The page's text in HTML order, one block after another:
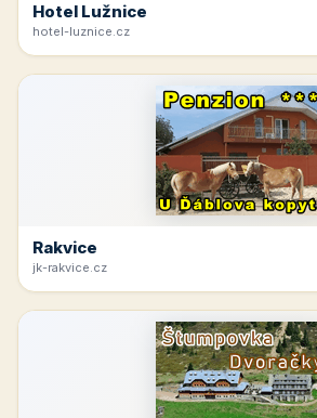
Hotel Lužnice
hotel-luznice.cz
Rakvice
jk-rakvice.cz